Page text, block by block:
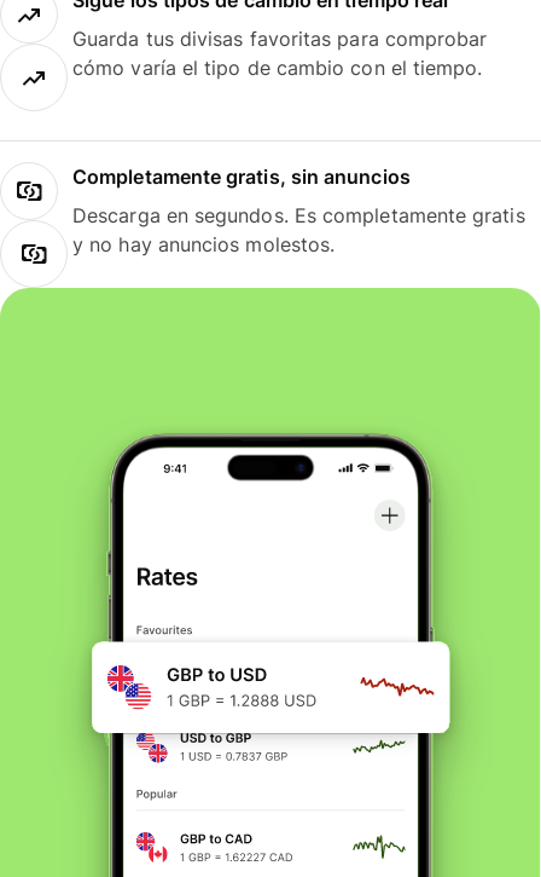
Guarda tus divisas favoritas para comprobar
cómo varía el tipo de cambio con el tiempo.
Completamente gratis, sin anuncios
Descarga en segundos. Es completamente gratis
y no hay anuncios molestos.